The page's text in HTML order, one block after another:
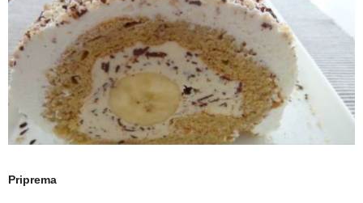
Priprema